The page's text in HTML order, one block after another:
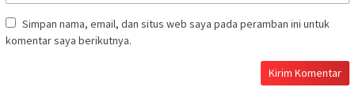
Simpan nama, email, dan situs web saya pada peramban ini untuk
komentar saya berikutnya.